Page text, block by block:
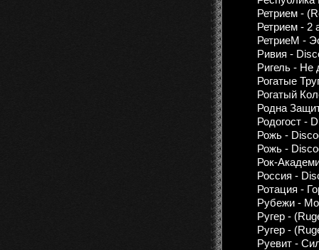
Ретрием -
Ретрием - 2
РетриеМ -
Ривия -
Ригель - Не
Рогатые
Рогатый
Родна
Родогост -
Рожь -
Рожь -
Рок-
Россия -
Ротация -
Рубежи -
Ругер -
Ругер -
Руевит -